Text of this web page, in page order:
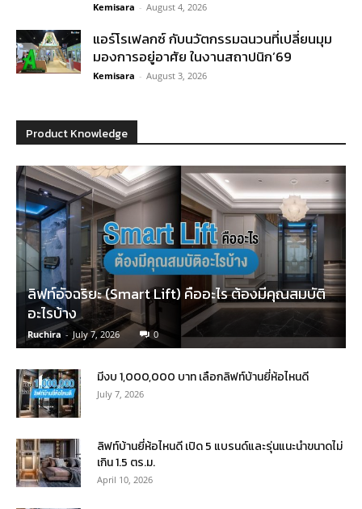
Kemisara - August 4, 2026
แอร์โรเฟลกซ์ กับนวัตกรรมฉนวนที่เปลี่ยนมุม
มองการอยู่อาศัย ในงานสถาปนิก’69
Kemisara - August 3, 2026
Product Knowledge
ลิฟท์อัจฉริยะ (Smart Lift) คืออะไร ต้องมีคุณสมบัติ
อะไรบ้าง
Ruchira - July 7, 2026 0
มีงบ 1,000,000 บาท เลือกลิฟท์บ้านยี่ห้อไหนดี
July 7, 2026
ลิฟท์บ้านยี่ห้อไหนดี เปิด 5 แบรนด์และรุ่นแนะนำขนาดไม่
เกิน 1.5 ตร.ม.
April 10, 2026